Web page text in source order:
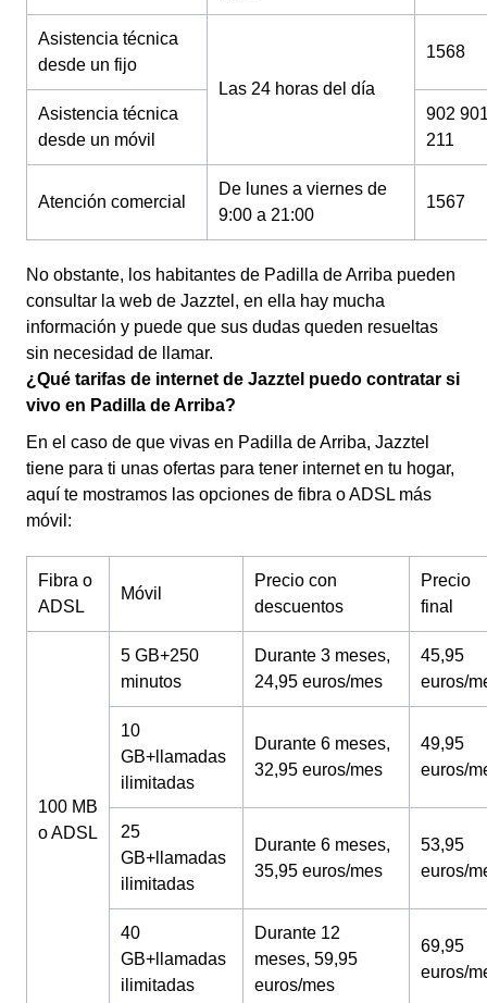
Asistencia técnica
desde un fijo
Las 24 horas del día
1568
Asistencia técnica
desde un móvil
902
211
Atención comercial
De lunes a viernes de
9:00 a 21:00
1567
No obstante, los habitantes de Padilla de Arriba pueden
consultar la web de Jazztel, en ella hay mucha
información y puede que sus dudas queden resueltas
sin necesidad de llamar.
¿Qué tarifas de internet de Jazztel puedo contratar si
vivo en Padilla de Arriba?
En el caso de que vivas en Padilla de Arriba, Jazztel
tiene para ti unas ofertas para tener internet en tu hogar,
aquí te mostramos las opciones de fibra o ADSL más
móvil:
Fibra o
ADSL
Móvil
Precio con
descuentos
Precio
final
100 MB
o ADSL
5 GB+250
minutos
Durante 3 meses,
24,95 euros/mes
45,95
euros/
10
GB+llamadas
ilimitadas
Durante 6 meses,
32,95 euros/mes
49,95
euros/
25
GB+llamadas
ilimitadas
Durante 6 meses,
35,95 euros/mes
53,95
euros/
40
GB+llamadas
ilimitadas
Durante 12
meses, 59,95
euros/mes
69,95
euros/